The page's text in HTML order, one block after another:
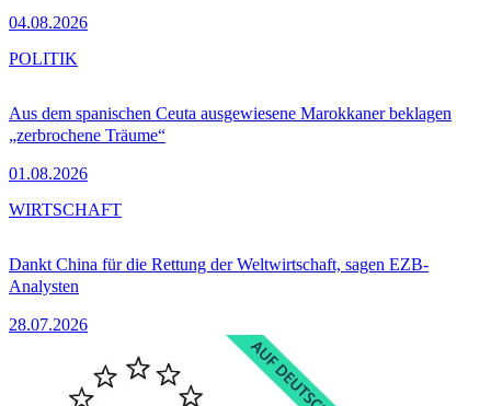
04.08.2026
Aus dem spanischen Ceuta ausgewiesene Marokkaner beklagen
„zerbrochene Träume“
01.08.2026
POLITIK
Dankt China für die Rettung der Weltwirtschaft, sagen EZB-
Analysten
28.07.2026
WIRTSCHAFT